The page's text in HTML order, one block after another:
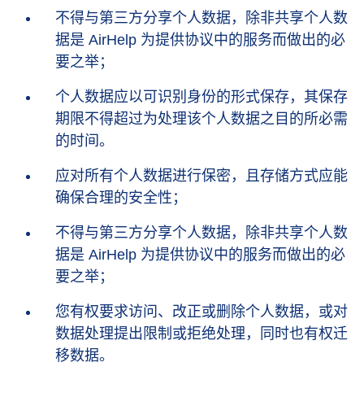
不得与第三方分享个人数据，除非共享个人数
据是 AirHelp 为提供协议中的服务而做出的必
要之举；
个人数据应以可识别身份的形式保存，其保存
期限不得超过为处理该个人数据之目的所必需
的时间。
应对所有个人数据进行保密，且存储方式应能
确保合理的安全性；
不得与第三方分享个人数据，除非共享个人数
据是 AirHelp 为提供协议中的服务而做出的必
要之举；
您有权要求访问、改正或删除个人数据，或对
数据处理提出限制或拒绝处理，同时也有权迁
移数据。